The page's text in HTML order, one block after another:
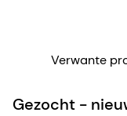
Verwante
Gezocht -